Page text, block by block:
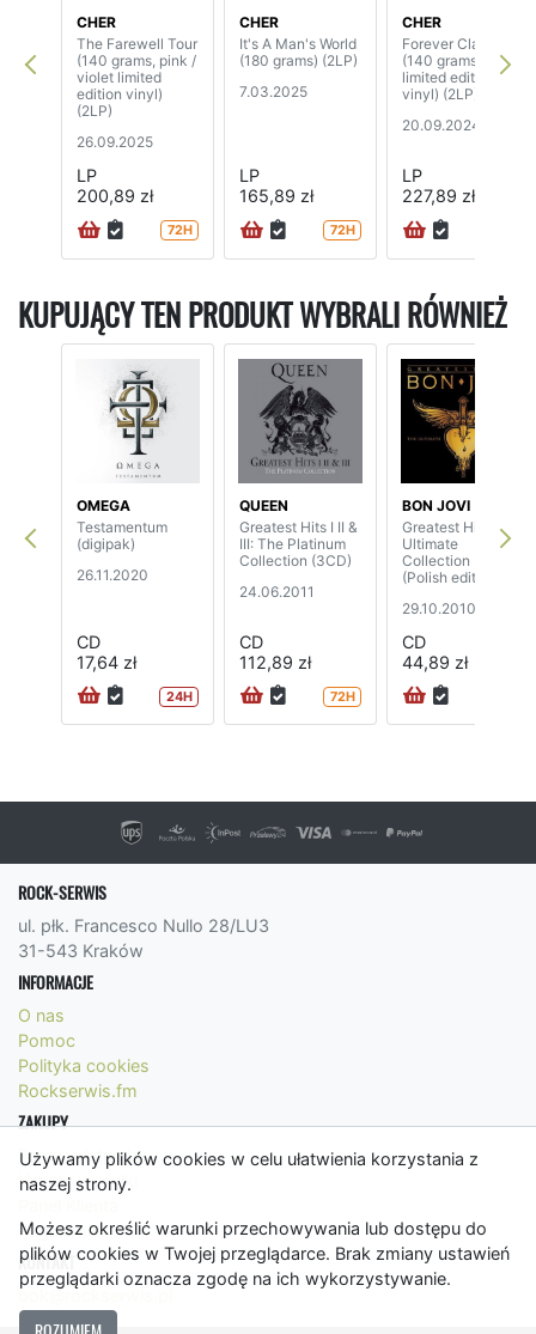
Używamy plików cookies w celu ułatwienia korzystania z
naszej strony.
Możesz określić warunki przechowywania lub dostępu do
plików cookies w Twojej przeglądarce. Brak zmiany ustawień
przeglądarki oznacza zgodę na ich wykorzystywanie.
CHER
The Farewell Tour
(140 grams, pink /
violet limited
edition vinyl)
(2LP)
26.09.2025
LP
200,89 zł
72H
CHER
It's A Man's World
(180 grams) (2LP)
7.03.2025
LP
165,89 zł
72H
CHER
Forever Classics
(140 grams,
limited edition red
vinyl) (2LP)
20.09.2024
LP
227,89 zł
KUPUJĄCY TEN PRODUKT WYBRALI RÓWNIEŻ
OMEGA
Testamentum
(digipak)
26.11.2020
CD
17,64 zł
24H
QUEEN
Greatest Hits I II &
III: The Platinum
Collection (3CD)
24.06.2011
CD
112,89 zł
72H
BON JOVI
Greatest Hits -
Ultimate
Collection (2CD)
(Polish edition)
29.10.2010
CD
44,89 zł
ROCK-SERWIS
ul. płk. Francesco Nullo 28/LU3
31-543 Kraków
INFORMACJE
O nas
Pomoc
Polityka cookies
Rockserwis.fm
ZAKUPY
Formy płatności
Koszty wysyłki
Regulamin
KONTAKT
bok@rockserwis.pl